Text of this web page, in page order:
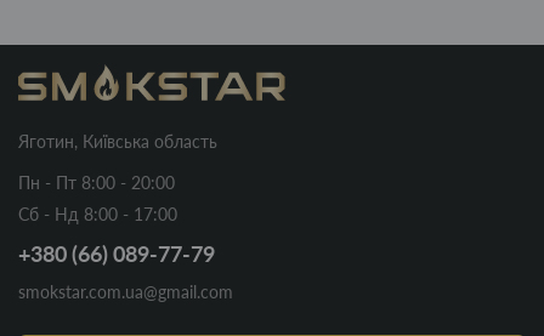
Яготин, Київська область
Пн - Пт 8:00 - 20:00
Сб - Нд 8:00 - 17:00
+380 (66) 089-77-79
smokstar.com.ua@gmail.com